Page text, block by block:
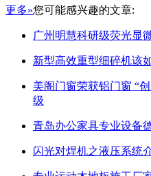
更多»您可能感兴趣的文章:
广州明慧科研级荧光显
新型高效重型细碎机该
美阁门窗荣获铝门窗 “
级
青岛办公家具专业设备
闪光对焊机之液压系统